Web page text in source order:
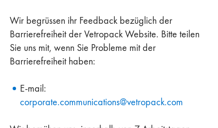
Wir begrüssen ihr Feedback bezüglich der
Barrierefreiheit der Vetropack Website. Bitte teilen
Sie uns mit, wenn Sie Probleme mit der
Barrierefreiheit haben:
E-mail:
corporate.communications@vetropack.com